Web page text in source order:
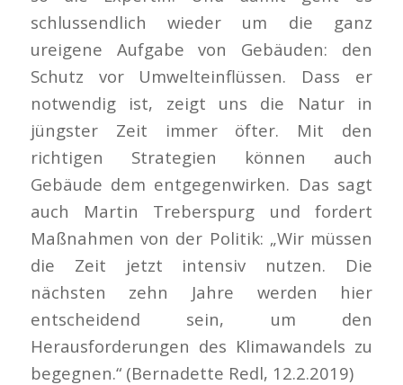
schlussendlich wieder um die ganz
ureigene Aufgabe von Gebäuden: den
Schutz vor Umwelteinflüssen. Dass er
notwendig ist, zeigt uns die Natur in
jüngster Zeit immer öfter. Mit den
richtigen Strategien können auch
Gebäude dem entgegenwirken. Das sagt
auch Martin Treberspurg und fordert
Maßnahmen von der Politik: „Wir müssen
die Zeit jetzt intensiv nutzen. Die
nächsten zehn Jahre werden hier
entscheidend sein, um den
Herausforderungen des Klimawandels zu
begegnen.“ (Bernadette Redl, 12.2.2019)